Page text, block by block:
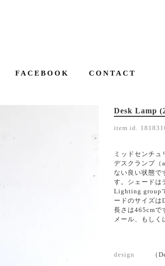
FACEBOOK CONTACT
Desk Lamp
item id.
ミッドセンチ
デスクランプ（
ない良い状態で
す。シェードは
Lighting group
ードのサイズは
長さは465cmで
メール、もし
design （